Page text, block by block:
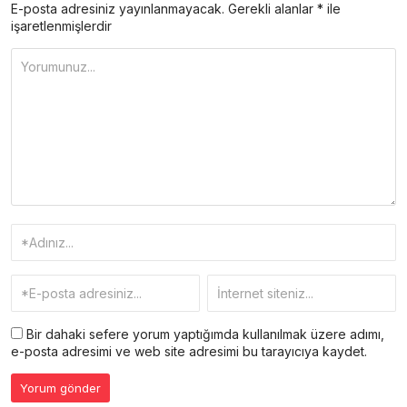
E-posta adresiniz yayınlanmayacak. Gerekli alanlar * ile
işaretlenmişlerdir
Bir dahaki sefere yorum yaptığımda kullanılmak üzere adımı,
e-posta adresimi ve web site adresimi bu tarayıcıya kaydet.